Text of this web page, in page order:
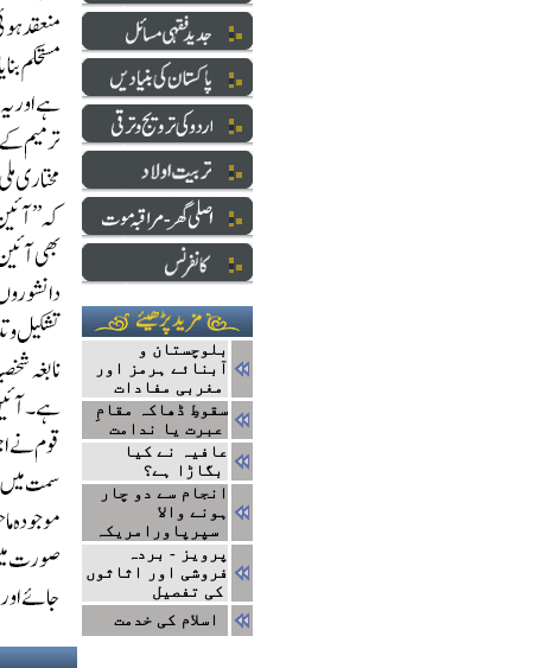
بلوچستان و
آبنائے ہرمز اور
مغربی مفادات
سقوطِ ڈھاکہ مقامِ
عبرت یا ندامت
عافیہ نے کیا
بگاڑا ہے؟
انجام سے دو چار
ہونے والا
سپرپاورامریکہ
پرویز - بردہ
فروشی اور اثاثوں
کی تفصیل